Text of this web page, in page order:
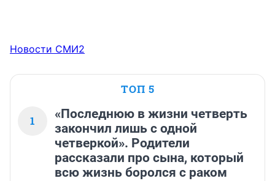
Новости СМИ2
ТОП 5
1
«Последнюю в жизни четверть
закончил лишь с одной
четверкой». Родители
рассказали про сына, который
всю жизнь боролся с раком